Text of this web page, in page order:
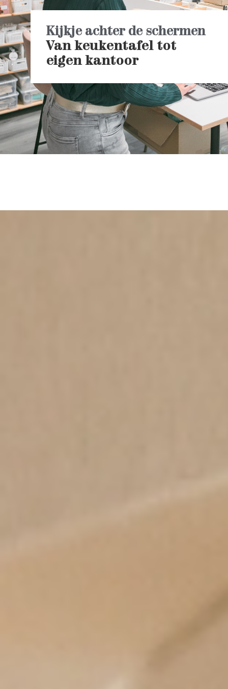
Kijkje achter de schermen
Van keukentafel tot
eigen kantoor